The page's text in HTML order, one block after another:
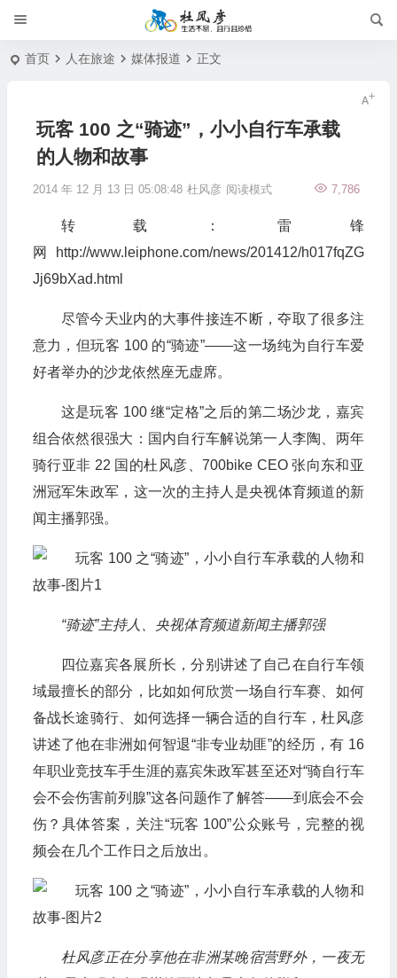
首页 人在旅途 媒体报道 正文
玩客 100 之“骑迹”，小小自行车承载
的人物和故事
2014 年 12 月 13 日 05:08:48 杜风彦 7,786
阅读模式
转载：雷锋
网 http://www.leiphone.com/news/201412/h017fqZG
Jj69bXad.html
尽管今天业内的大事件接连不断，夺取了很多注
意力，但玩客 100 的“骑迹”——这一场纯为自行车爱
好者举办的沙龙依然座无虚席。
这是玩客 100 继“定格”之后的第二场沙龙，嘉宾
组合依然很强大：国内自行车解说第一人李陶、两年
骑行亚非 22 国的杜风彦、700bike CEO 张向东和亚
洲冠军朱政军，这一次的主持人是央视体育频道的新
闻主播郭强。
“骑迹”主持人、央视体育频道新闻主播郭强
四位嘉宾各展所长，分别讲述了自己在自行车领
域最擅长的部分，比如如何欣赏一场自行车赛、如何
备战长途骑行、如何选择一辆合适的自行车，杜风彦
讲述了他在非洲如何智退“非专业劫匪”的经历，有 16
年职业竞技车手生涯的嘉宾朱政军甚至还对“骑自行车
会不会伤害前列腺”这各问题作了解答——到底会不会
伤？具体答案，关注“玩客 100”公众账号，完整的视
频会在几个工作日之后放出。
杜风彦正在分享他在非洲某晚宿营野外，一夜无